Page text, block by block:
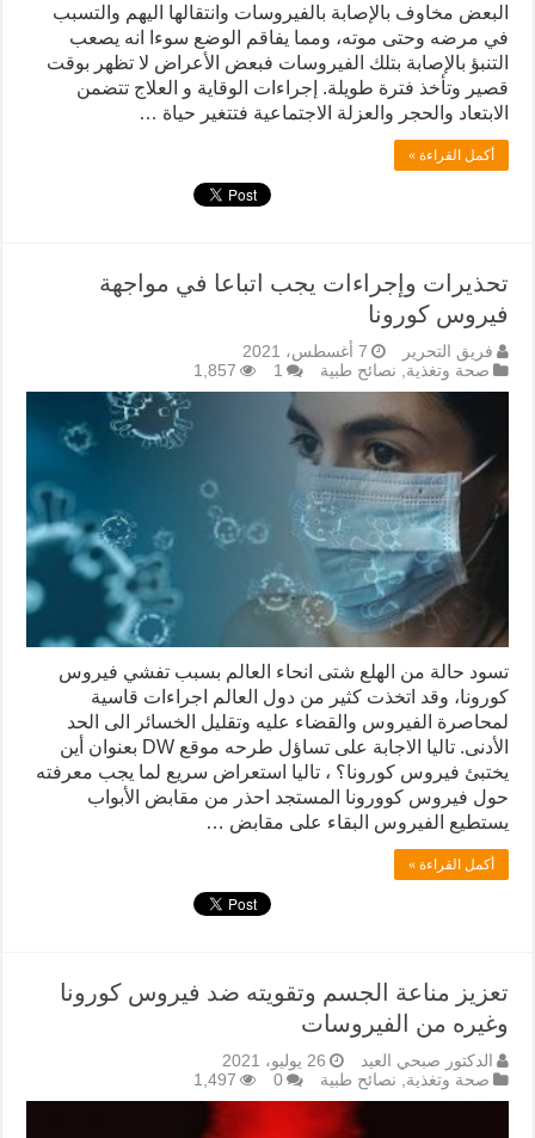
البعض مخاوف بالإصابة بالفيروسات وانتقالها اليهم والتسبب
في مرضه وحتى موته، ومما يفاقم الوضع سوءا انه يصعب
التنبؤ بالإصابة بتلك الفيروسات فبعض الأعراض لا تظهر بوقت
قصير وتأخذ فترة طويلة. إجراءات الوقاية و العلاج تتضمن
الابتعاد والحجر والعزلة الاجتماعية فتتغير حياة …
أكمل القراءة »
تحذيرات وإجراءات يجب اتباعا في مواجهة
فيروس كورونا
فريق التحرير
7 أغسطس، 2021
صحة وتغذية
نصائح طبية 1
1,857
تسود حالة من الهلع شتى انحاء العالم بسبب تفشي فيروس
كورونا، وقد اتخذت كثير من دول العالم اجراءات قاسية
لمحاصرة الفيروس والقضاء عليه وتقليل الخسائر الى الحد
الأدنى. تاليا الاجابة على تساؤل طرحه موقع DW بعنوان أين
يختبئ فيروس كورونا؟ ، تاليا استعراض سريع لما يجب معرفته
حول فيروس كوورونا المستجد احذر من مقابض الأبواب
يستطيع الفيروس البقاء على مقابض …
أكمل القراءة »
تعزيز مناعة الجسم وتقويته ضد فيروس كورونا
وغيره من الفيروسات
الدكتور صبحي العيد
26 يوليو، 2021
صحة وتغذية, نصائح طبية 0
1,497